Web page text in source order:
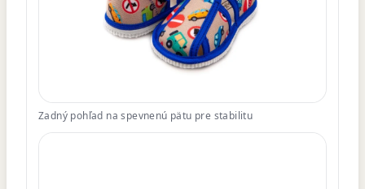
Zadný pohľad na spevnenú pätu pre stabilitu